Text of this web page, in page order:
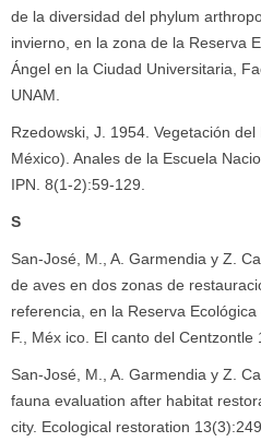
de la diversidad del phylum
invierno, en la zona de la Reserva
Ángel en la Ciudad Universitaria,
UNAM.
Rzedowski, J. 1954. Vegetación
México). Anales de la Escuela
IPN. 8(1-2):59-129.
S
San-José, M., A. Garmendia y Z.
de aves en dos zonas de
referencia, en la Reserva
F., Méx ico. El canto del Centzontle
San-José, M., A. Garmendia y Z.
fauna evaluation after habitat
city. Ecological restoration